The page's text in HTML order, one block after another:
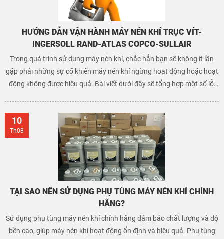
HƯỚNG DẪN VẬN HÀNH MÁY NÉN KHÍ TRỤC VÍT-
INGERSOLL RAND-ATLAS COPCO-SULLAIR
Trong quá trình sử dụng máy nén khí, chắc hẳn bạn sẽ không ít lần
gặp phải những sự cố khiến máy nén khí ngừng hoạt động hoặc hoạt
động không được hiệu quả. Bài viết dưới đây sẽ tổng hợp một số lỗi
10
Th08
TẠI SAO NÊN SỬ DỤNG PHỤ TÙNG MÁY NÉN KHÍ CHÍNH
HÃNG?
Sử dụng phụ tùng máy nén khí chính hãng đảm bảo chất lượng và độ
bền cao, giúp máy nén khí hoạt động ổn định và hiệu quả. Phụ tùng